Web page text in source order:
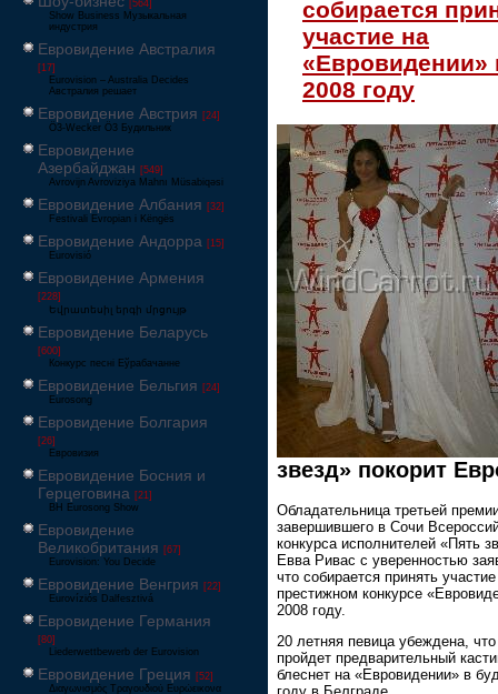
[564]
Show Business Музыкальная
индустрия
Евровидение Австралия
[17]
Eurovision – Australia Decides
Австралия решает
Евровидение Австрия [24]
Ö3-Wecker Ö3 Будильник
Евровидение
Азербайджан [549]
Avrovijn Avroviziya Mahnı Müsabiqəsi
Евровидение Албания [32]
Festivali Evropian i Këngës
Евровидение Андорра [15]
Eurovisió
Евровидение Армения
[228]
Եվրատեսիլ երգի մրցույթ
Евровидение Беларусь
[600]
Конкурс песні Еўрабачанне
Евровидение Бельгия [24]
Eurosong
Евровидение Болгария
[26]
Евровизия
Евровидение Босния и
Герцеговина [21]
BH Eurosong Show
Евровидение
Великобритания [67]
Eurovision: You Decide
Евровидение Венгрия [22]
Eurovíziós Dalfesztivá
Евровидение Германия
[80]
Liederwettbewerb der Eurovision
Евровидение Греция [52]
Διαγωνισμός Τραγουδιού Ευρώεικονα
собирается
участие на
«Евровидении»
2008 году
звезд» покорит
Обладательница третьей
завершившего в Сочи
конкурса исполнителей «Пять
Евва Ривас с уверенностью
что собирается принять
престижном конкурсе
2008 году.
20 летняя певица убеждена, что
пройдет предварительный
блеснет на «Евровидении» в